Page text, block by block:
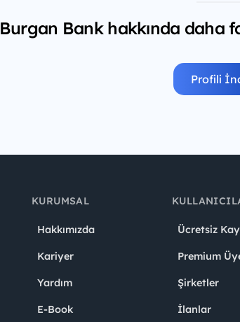
Burgan Bank hakkında daha
Profili
KURUMSAL
Hakkımızda
Kariyer
Yardım
E-Book
Ücretsiz
Premium
Şirketler
İlanlar